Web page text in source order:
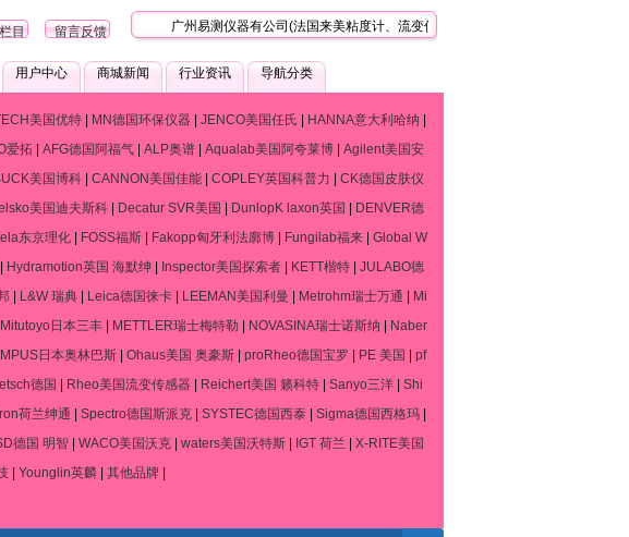
广州易测仪器有公司(法国来美粘度计、流变仪、质构仪技术服务中心)，是一家专
目 留言反馈
用户中心 商城新闻 行业资讯 导航分类
美国优特| MN德国环保仪器| JENCO美国任氏 HANNA意大利哈纳
爱拓 AFG德国阿福气 ALP奥谱 Aqualab美国阿夸莱博
Agilent美国安
美国博科 CANNON美国佳能 COPLEY英国科普力
CK德国皮肤仪
美国迪夫斯科 Decatur SVR美国 DunlopK laxon英国
DENVER德
东京理化 FOSS福斯 Fakopp匈牙利法廓博 Fungilab福来
Global W
Hydramotion英国 海默绅 Inspector美国探索者 KETT楷特
JULABO德
| L&W 瑞典| Leica德国徕卡| LEEMAN美国利曼 Metrohm瑞士万通
Mi
Mitutoyo日本三丰| METTLER瑞士梅特勒 NOVASINA瑞士诺斯纳
Naber
日本奥林巴斯 Ohaus美国 奥豪斯 proRheo德国宝罗 PE 美国
pf
德国 Rheo美国流变传感器 Reichert美国 籁科特 Sanyo三洋
Shi
荷兰绅通 Spectro德国斯派克| SYSTEC德国西泰| Sigma德国西格玛|
德国 明智 WACO美国沃克 waters美国沃特斯 IGT 荷兰
X-RITE美国
Younglin英麟 其他品牌